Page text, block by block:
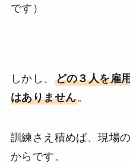
です）
しかし、 どの３人を雇
はありません。
訓練さえ積めば、現場
からです。